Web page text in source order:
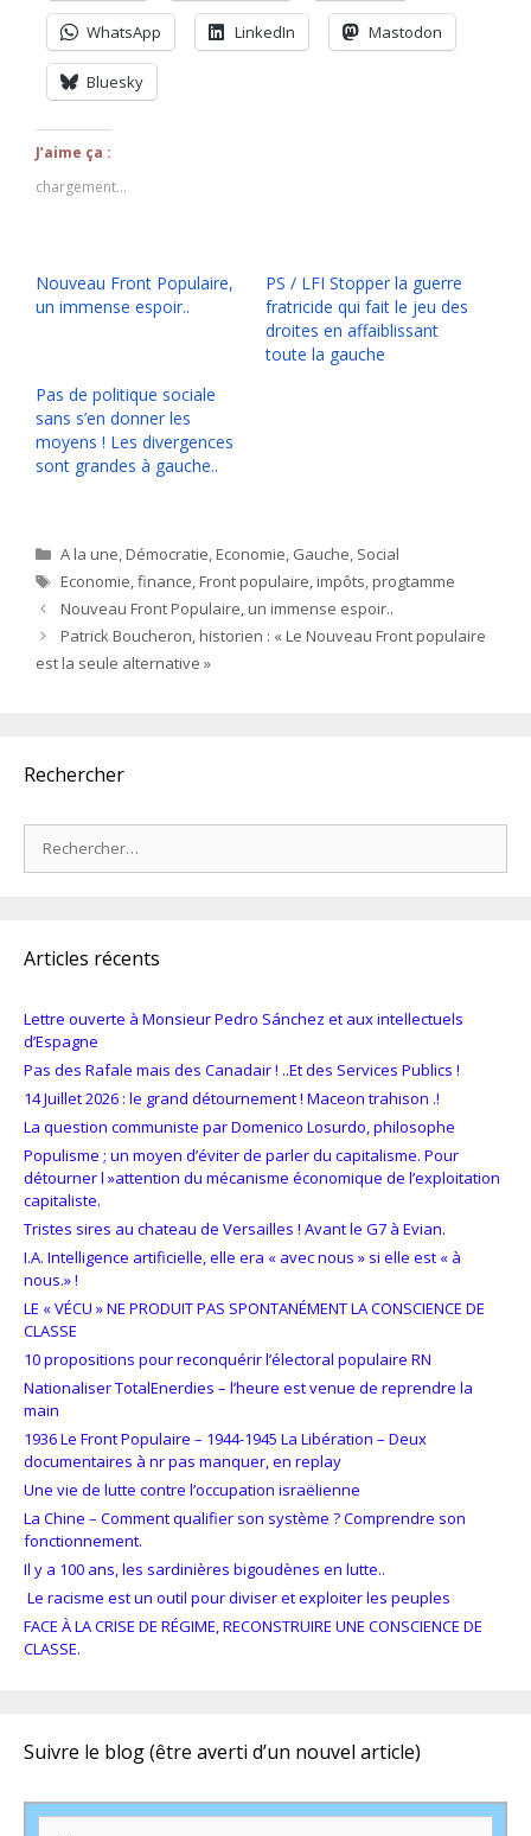
WhatsApp LinkedIn Mastodon
Bluesky
J’aime ça :
chargement…
Nouveau Front Populaire,
un immense espoir..
PS / LFI Stopper la guerre
fratricide qui fait le jeu des
droites en affaiblissant
toute la gauche
Pas de politique sociale
sans s’en donner les
moyens ! Les divergences
sont grandes à gauche..
Catégories
A la une Démocratie Economie Gauche Social
Étiquettes
Economie finance Front populaire impôts progtamme
Nouveau Front Populaire, un immense espoir..
Patrick Boucheron, historien : « Le Nouveau Front populaire
est la seule alternative »
Rechercher
Articles récents
Lettre ouverte à Monsieur Pedro Sánchez et aux intellectuels
d’Espagne
Pas des Rafale mais des Canadair ! ..Et des Services Publics !
14 Juillet 2026 : le grand détournement ! Maceon trahison .!
La question communiste par Domenico Losurdo, philosophe
Populisme ; un moyen d’éviter de parler du capitalisme. Pour
détourner l »attention du mécanisme économique de l’exploitation
capitaliste.
Tristes sires au chateau de Versailles ! Avant le G7 à Evian.
I.A. Intelligence artificielle, elle era « avec nous » si elle est « à
nous.» !
LE « VÉCU » NE PRODUIT PAS SPONTANÉMENT LA CONSCIENCE DE
CLASSE
10 propositions pour reconquérir l’électoral populaire RN
Nationaliser TotalEnerdies – l’heure est venue de reprendre la
main
1936 Le Front Populaire – 1944-1945 La Libération – Deux
documentaires à nr pas manquer, en replay
Une vie de lutte contre l’occupation israëlienne
La Chine – Comment qualifier son système ? Comprendre son
fonctionnement.
Il y a 100 ans, les sardinières bigoudènes en lutte..
Le racisme est un outil pour diviser et exploiter les peuples
FACE À LA CRISE DE RÉGIME, RECONSTRUIRE UNE CONSCIENCE DE
CLASSE.
Suivre le blog (être averti d’un nouvel article)